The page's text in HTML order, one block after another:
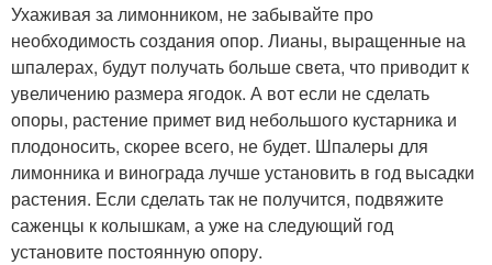
Ухаживая за лимонником, не забывайте про
необходимость создания опор. Лианы, выращенные на
шпалерах, будут получать больше света, что приводит к
увеличению размера ягодок. А вот если не сделать
опоры, растение примет вид небольшого кустарника и
плодоносить, скорее всего, не будет. Шпалеры для
лимонника и винограда лучше установить в год высадки
растения. Если сделать так не получится, подвяжите
саженцы к колышкам, а уже на следующий год
установите постоянную опору.